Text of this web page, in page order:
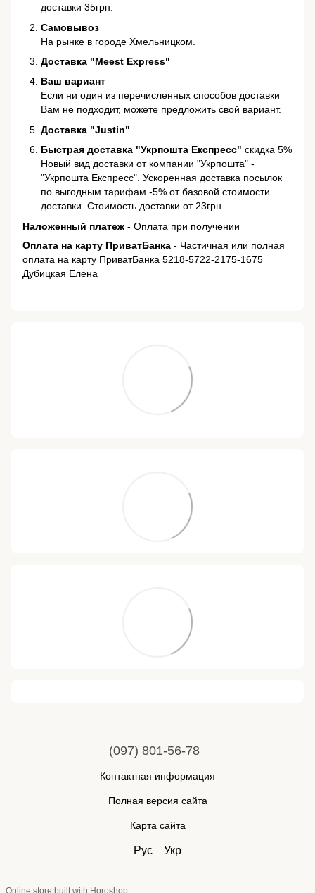
доставки 35грн.
Самовывоз
На рынке в городе Хмельницком.
Доставка "Meest Express"
Ваш вариант
Если ни один из перечисленных способов доставки
Вам не подходит, можете предложить свой вариант.
Доставка "Justin"
Быстрая доставка "Укрпошта Експресс" скидка 5%
Новый вид доставки от компании "Укрпошта" -
"Укрпошта Експресс". Ускоренная доставка посылок
по выгодным тарифам -5% от базовой стоимости
доставки. Стоимость доставки от 23грн.
Наложенный платеж - Оплата при получении
Оплата на карту ПриватБанка - Частичная или полная
оплата на карту ПриватБанка 5218-5722-2175-1675
Дубицкая Елена
(097) 801-56-78
Контактная информация
Полная версия сайта
Карта сайта
Рус Укр